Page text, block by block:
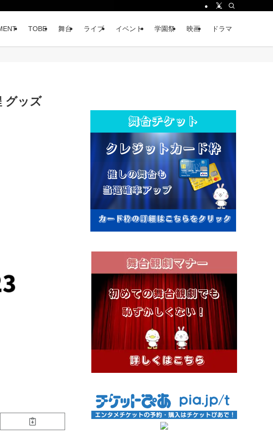
TOBE 舞台 ライブ イベント 学園祭 映画 ドラマ
グッズ